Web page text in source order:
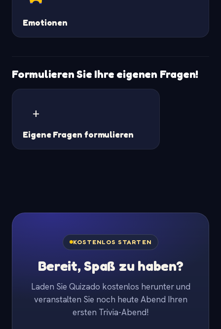
Emotionen
Formulieren Sie Ihre eigenen Fragen!
+
Eigene Fragen formulieren
KOSTENLOS STARTEN
Bereit, Spaß zu haben?
Laden Sie Quizado kostenlos herunter und
veranstalten Sie noch heute Abend Ihren
ersten Trivia-Abend!